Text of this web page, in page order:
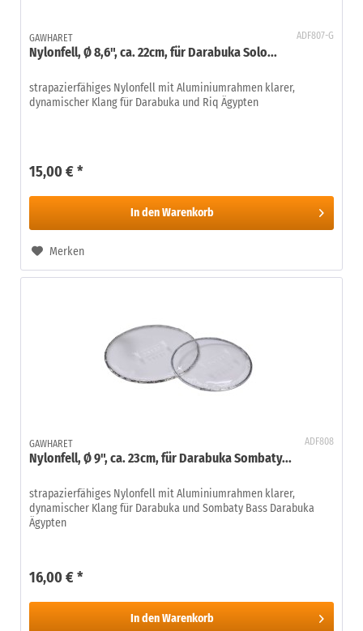
ADF807-G
GAWHARET
Nylonfell, Ø 8,6", ca. 22cm, für Darabuka Solo...
strapazierfähiges Nylonfell mit Aluminiumrahmen klarer,
dynamischer Klang für Darabuka und Riq Ägypten
15,00 € *
In den Warenkorb
Merken
ADF808
GAWHARET
Nylonfell, Ø 9", ca. 23cm, für Darabuka Sombaty...
strapazierfähiges Nylonfell mit Aluminiumrahmen klarer,
dynamischer Klang für Darabuka und Sombaty Bass Darabuka
Ägypten
16,00 € *
In den Warenkorb